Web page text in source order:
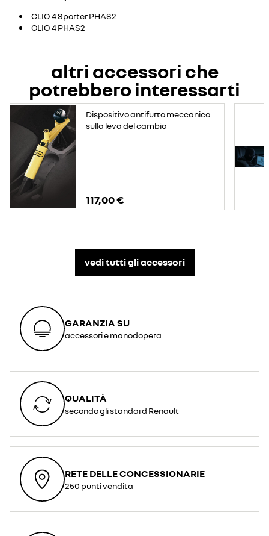
CLIO 4 Sporter PHAS2
CLIO 4 PHAS2
altri accessori che
potrebbero interessarti
Dispositivo antifurto meccanico
sulla leva del cambio
117,00 €
vedi tutti gli accessori​
GARANZIA SU
accessori e manodopera
QUALITÀ
secondo gli standard Renault
RETE DELLE CONCESSIONARIE
250 punti vendita